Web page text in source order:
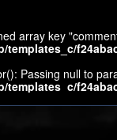
array key
templates_c/
Passing null to
templates_c/